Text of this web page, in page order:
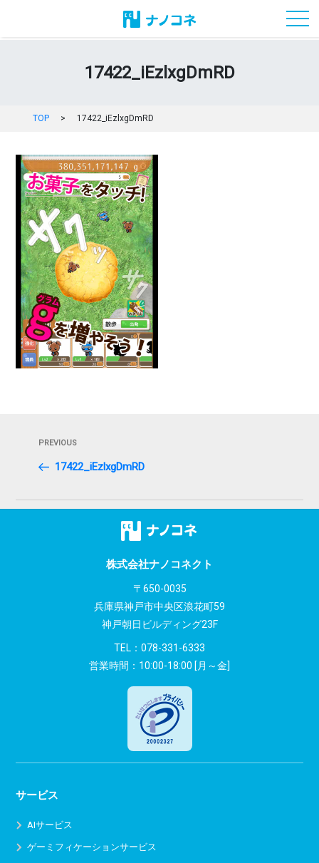
17422_iEzlxgDmRD
TOP > 17422_iEzlxgDmRD
ビ
Previous
Post
PREVIOUS
17422_iEzlxgDmRD
株式会社ナノコネクト
〒650-0035
兵庫県神戸市中央区浪花町59
神戸朝日ビルディング23F
TEL： 078-331-6333
営業時間：10:00-18:00 [月～金]
サービス
AIサービス
ゲーミフィケーションサービス